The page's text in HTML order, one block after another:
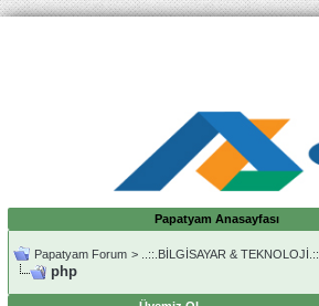
Papatyam Anasayfası
Papatyam Forum > ..::.BİLGİSAYAR & TEKNOLOJİ.::.
php